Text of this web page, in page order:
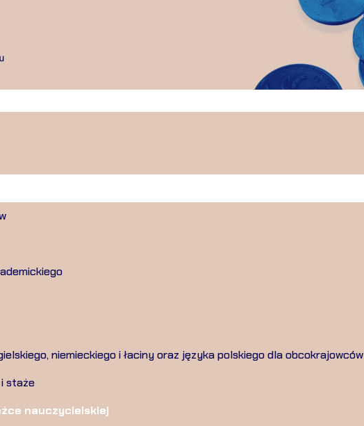
niemieckiego i łaciny oraz języka polskiego dla obcokrajowców
staże
nauczycielskiej